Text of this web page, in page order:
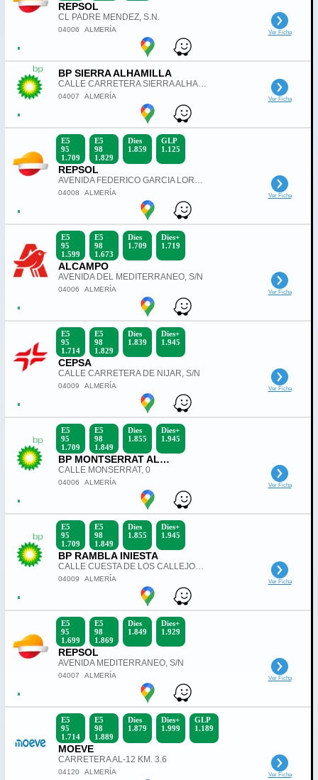
REPSOL
CL PADRE MENDEZ, S.N.
04006 ALMERÍA Ver Ficha
BP SIERRA ALHAMILLA
CALLE CARRETERA SIERRA ALHAMILLA, 304
04007 ALMERÍA Ver Ficha
E5
95
1.709
E5
98
1.829
Dies
1.859
GLP
1.125
REPSOL
AVENIDA FEDERICO GARCIA LORCA, S/N
04008 ALMERÍA Ver Ficha
E5
95
1.599
E5
98
1.673
Dies
1.709
Dies+
1.719
ALCAMPO
AVENIDA DEL MEDITERRANEO, S/N
04006 ALMERÍA Ver Ficha
E5
95
1.714
E5
98
1.829
Dies
1.839
Dies+
1.945
CEPSA
CALLE CARRETERA DE NIJAR, S/N
04009 ALMERÍA Ver Ficha
E5
95
1.709
E5
98
1.849
Dies
1.855
Dies+
1.945
BP MONTSERRAT ALMERIA
CALLE MONSERRAT, 0
04006 ALMERÍA Ver Ficha
E5
95
1.709
E5
98
1.849
Dies
1.855
Dies+
1.945
BP RAMBLA INIESTA
CALLE CUESTA DE LOS CALLEJONES, 0
04009 ALMERÍA Ver Ficha
E5
95
1.699
E5
98
1.869
Dies
1.849
Dies+
1.929
REPSOL
AVENIDA MEDITERRANEO, S/N
04007 ALMERÍA Ver Ficha
E5
95
1.714
E5
98
1.889
Dies
1.879
Dies+
1.999
GLP
1.189
MOEVE
CARRETERA AL-12 KM. 3.6
04120 ALMERÍA Ver Ficha